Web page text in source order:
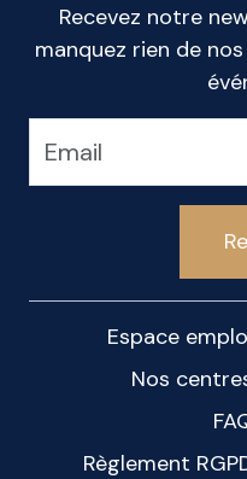
Recevez notre
manquez rien de
Espace
Nos
Règlement